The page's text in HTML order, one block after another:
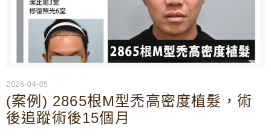
2026-04-05
(案例) 2865根M型禿高密度植髮，術
後追蹤術後15個月